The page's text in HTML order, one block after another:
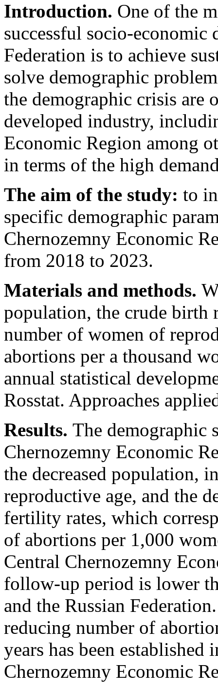
Introduction. One of the
successful socio-economic
Federation is to achieve
solve demographic
the demographic crisis are
developed industry,
Economic Region among
in terms of the high
The aim of the study: to
specific demographic
Chernozemny Economic
from 2018 to 2023.
Materials and methods.
population, the crude birth
number of women of
abortions per a thousand
annual statistical
Rosstat. Approaches
Results. The demographic
Chernozemny Economic
the decreased population,
reproductive age, and the
fertility rates, which
of abortions per 1,000
Central Chernozemny
follow-up period is lower
and the Russian
reducing number of
years has been
Chernozemny Economic